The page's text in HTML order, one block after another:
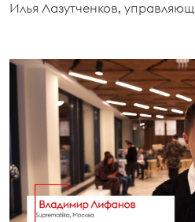
Илья Лазутченков,